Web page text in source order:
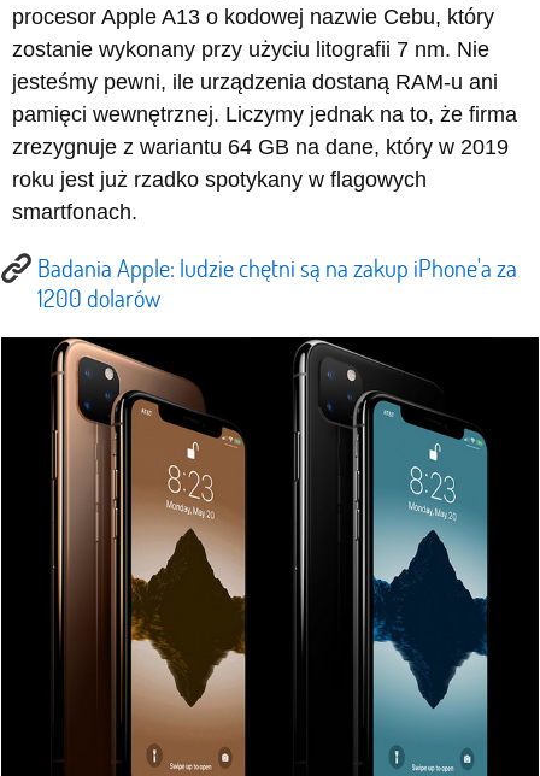
procesor Apple A13 o kodowej nazwie Cebu, który
zostanie wykonany przy użyciu litografii 7 nm. Nie
jesteśmy pewni, ile urządzenia dostaną RAM-u ani
pamięci wewnętrznej. Liczymy jednak na to, że firma
zrezygnuje z wariantu 64 GB na dane, który w 2019
roku jest już rzadko spotykany w flagowych
smartfonach.
Badania Apple: ludzie chętni są na zakup iPhone'a za
1200 dolarów